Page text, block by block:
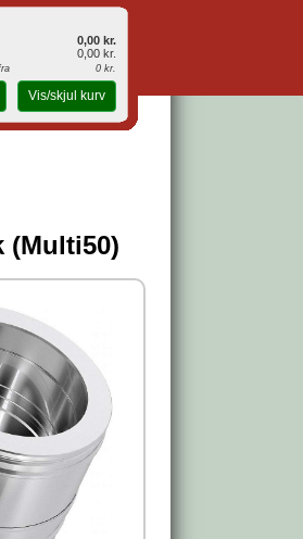
(Multi50)
0,00 kr.
0,00 kr.
0 kr.
Vis/skjul kurv